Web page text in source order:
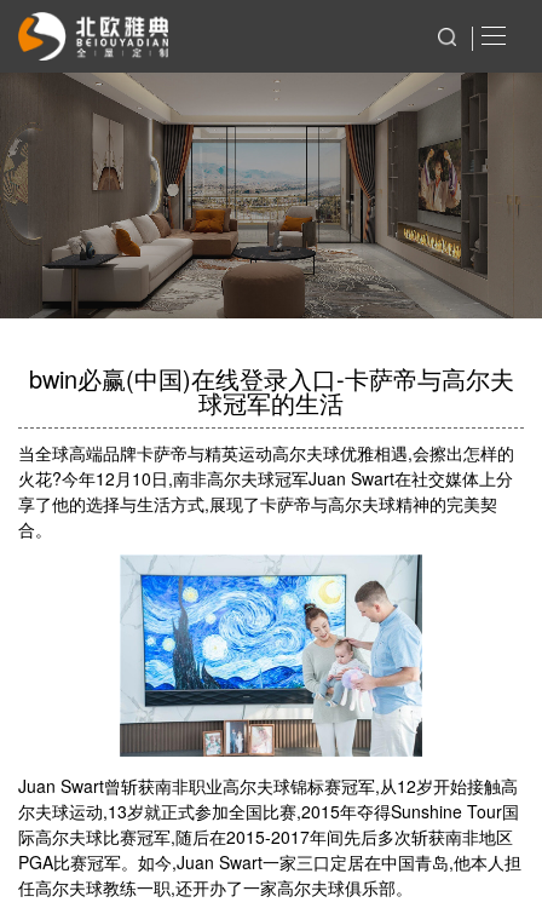
bwin必赢(中国)在线登录入口-卡萨帝与高尔夫
球冠军的生活
当全球高端品牌卡萨帝与精英运动高尔夫球优雅相遇,会擦出怎样的
火花?今年12月10日,南非高尔夫球冠军Juan Swart在社交媒体上分
享了他的选择与生活方式,展现了卡萨帝与高尔夫球精神的完美契
合。
Juan Swart曾斩获南非职业高尔夫球锦标赛冠军,从12岁开始接触高
尔夫球运动,13岁就正式参加全国比赛,2015年夺得Sunshine Tour国
际高尔夫球比赛冠军,随后在2015-2017年间先后多次斩获南非地区
PGA比赛冠军。如今,Juan Swart一家三口定居在中国青岛,他本人担
任高尔夫球教练一职,还开办了一家高尔夫球俱乐部。